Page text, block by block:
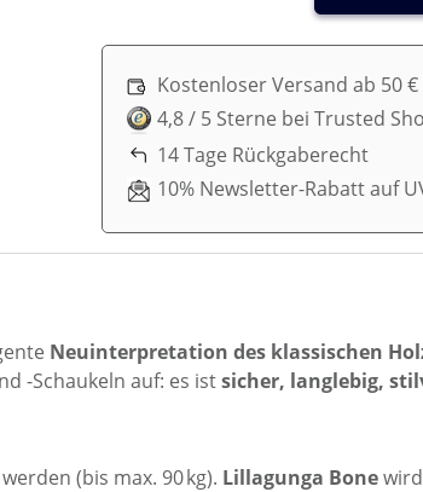
Kostenloser Versand ab 50 €
4,8 / 5 Sterne bei Trusted
14 Tage Rückgaberecht
10% Newsletter-Rabatt auf
Neuinterpretation des klassischen
-Schaukeln auf: es istsicher, langlebig,
(bis max. 90 kg). Lillagunga Bonewird